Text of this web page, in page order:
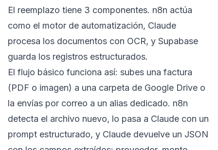
El reemplazo tiene 3 componentes. n8n actúa
como el motor de automatización, Claude
procesa los documentos con OCR, y Supabase
guarda los registros estructurados.
El flujo básico funciona así: subes una factura
(PDF o imagen) a una carpeta de Google Drive o
la envías por correo a un alias dedicado. n8n
detecta el archivo nuevo, lo pasa a Claude con un
prompt estructurado, y Claude devuelve un JSON